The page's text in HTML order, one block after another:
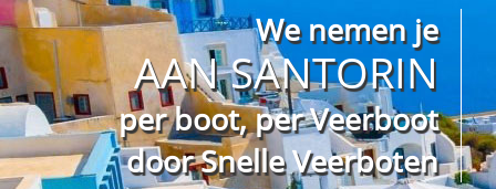
We nemen je
AAN SANTORIN
per boot, per Veerboot
door Snelle Veerboten